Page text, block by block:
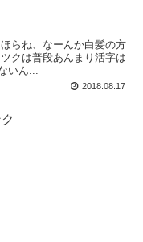
らね、なーんか白髪の方
クは普段あんまり活字は
いん...
2018.08.17